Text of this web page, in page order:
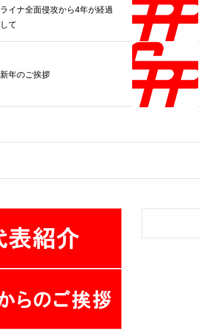
ライナ全面侵攻から4年が経過
して
新年のご挨拶